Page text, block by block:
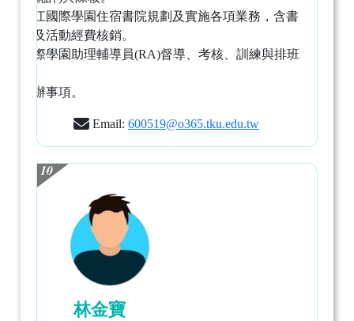
籌淡江國際學園住宿書院規劃及實施各項業務，含書
導師及活動經費核銷。
江國際學園助理輔導員(RA)督導、考核、訓練與排班
時交辦事項。
Email: 600519@o365.tku.edu.tw
10
林金寶